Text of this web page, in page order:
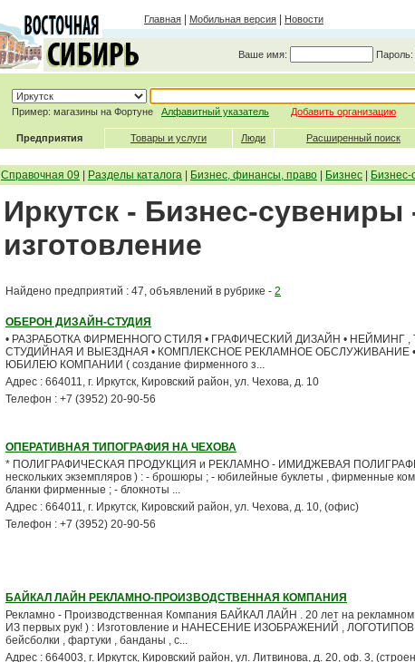
Главная Мобильная версия Новости
Ваше имя: Пароль:
Пример: магазины на Фортуне Алфавитный указатель Добавить организацию
Предприятия Товары и услуги Люди Расширенный поиск
Справочная 09 Разделы каталога Бизнес, финансы, право Бизнес Бизнес-
Иркутск - Бизнес-сувениры
изготовление
Найдено предприятий : 47, объявлений в рубрике - 2
ОБЕРОН ДИЗАЙН-СТУДИЯ
• РАЗРАБОТКА ФИРМЕННОГО СТИЛЯ • ГРАФИЧЕСКИЙ ДИЗАЙН • НЕЙМИНГ
СТУДИЙНАЯ И ВЫЕЗДНАЯ • КОМПЛЕКСНОЕ РЕКЛАМНОЕ ОБСЛУЖИВАНИЕ •
ЮБИЛЕЮ КОМПАНИИ ( создание фирменного з...
Адрес : 664011, г. Иркутск, Кировский район, ул. Чехова, д. 10
Телефон : +7 (3952) 20-90-56
ОПЕРАТИВНАЯ ТИПОГРАФИЯ НА ЧЕХОВА
* ПОЛИГРАФИЧЕСКАЯ ПРОДУКЦИЯ и РЕКЛАМНО - ИМИДЖЕВАЯ ПОЛИГРАФИЯ
нескольких экземпляров ) : - брошюры ; - юбилейные буклеты , фирменные
бланки фирменные ; - блокноты ...
Адрес : 664011, г. Иркутск, Кировский район, ул. Чехова, д. 10, (офис)
Телефон : +7 (3952) 20-90-56
БАЙКАЛ ЛАЙН РЕКЛАМНО-ПРОИЗВОДСТВЕННАЯ КОМПАНИЯ
Рекламно - Производственная Компания БАЙКАЛ ЛАЙН . 20 лет на
ИЗ первых рук! ) : Изготовление и НАНЕСЕНИЕ ИЗОБРАЖЕНИЙ , ЛОГОТИПОВ
бейсболки , фартуки , банданы , с...
Адрес : 664003, г. Иркутск, Кировский район, ул. Литвинова, д. 20, оф. 3,